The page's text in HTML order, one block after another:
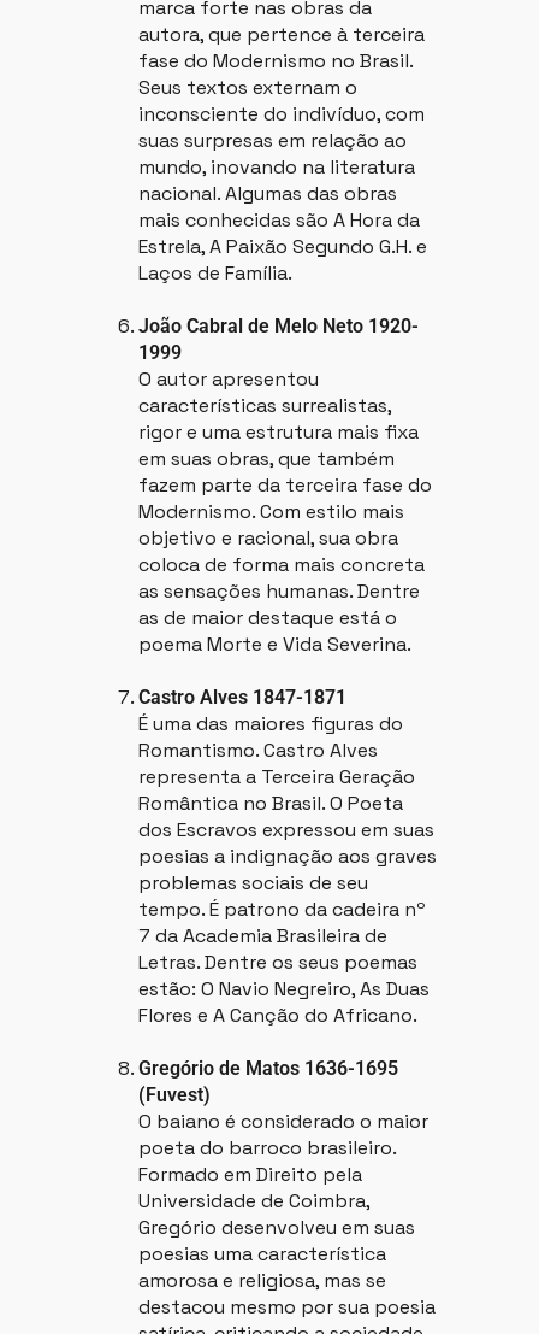
marca forte nas obras da
autora, que pertence à terceira
fase do Modernismo no Brasil.
Seus textos externam o
inconsciente do indivíduo, com
suas surpresas em relação ao
mundo, inovando na literatura
nacional. Algumas das obras
mais conhecidas são A Hora da
Estrela, A Paixão Segundo G.H. e
Laços de Família.
João Cabral de Melo Neto 1920-
1999
O autor apresentou
características surrealistas,
rigor e uma estrutura mais fixa
em suas obras, que também
fazem parte da terceira fase do
Modernismo. Com estilo mais
objetivo e racional, sua obra
coloca de forma mais concreta
as sensações humanas. Dentre
as de maior destaque está o
poema Morte e Vida Severina.
Castro Alves 1847-1871
É uma das maiores figuras do
Romantismo. Castro Alves
representa a Terceira Geração
Romântica no Brasil. O Poeta
dos Escravos expressou em suas
poesias a indignação aos graves
problemas sociais de seu
tempo. É patrono da cadeira nº
7 da Academia Brasileira de
Letras. Dentre os seus poemas
estão: O Navio Negreiro, As Duas
Flores e A Canção do Africano.
Gregório de Matos 1636-1695
(Fuvest)
O baiano é considerado o maior
poeta do barroco brasileiro.
Formado em Direito pela
Universidade de Coimbra,
Gregório desenvolveu em suas
poesias uma característica
amorosa e religiosa, mas se
destacou mesmo por sua poesia